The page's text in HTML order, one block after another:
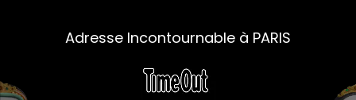
Adresse Incontournable à PARIS